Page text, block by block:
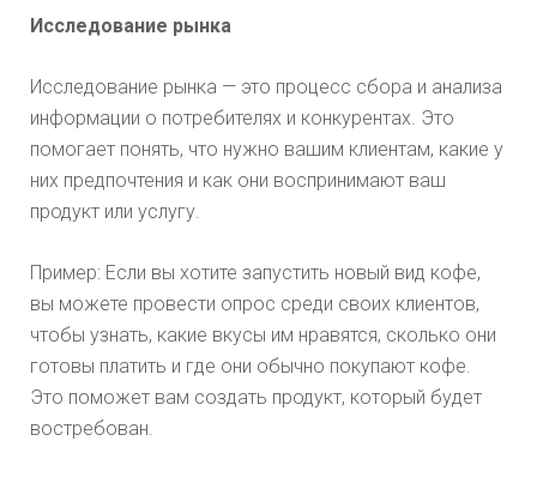
Исследование рынка
Исследование рынка — это процесс сбора и анализа
информации о потребителях и конкурентах. Это
помогает понять, что нужно вашим клиентам, какие у
них предпочтения и как они воспринимают ваш
продукт или услугу.
Пример: Если вы хотите запустить новый вид кофе,
вы можете провести опрос среди своих клиентов,
чтобы узнать, какие вкусы им нравятся, сколько они
готовы платить и где они обычно покупают кофе.
Это поможет вам создать продукт, который будет
востребован.